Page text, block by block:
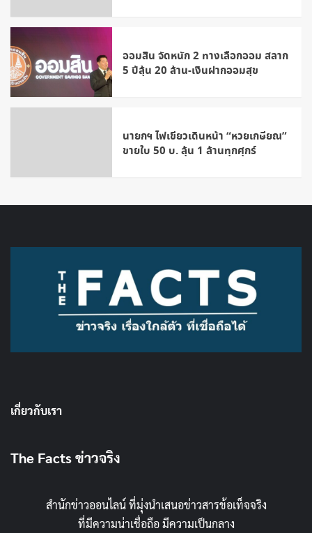
ออมสิน จัดหนัก 2 ทางเลือกออม สลาก
5 ปีลุ้น 20 ล้าน-เงินฝากออมสุข
นายกฯ ไฟเขียวเดินหน้า “หวยเกษียณ”
ขายใบ 50 บ. ลุ้น 1 ล้านทุกศุกร์
เกี่ยวกับเรา
The Facts ข่าวจริง
สำนักข่าวออนไลน์ ที่มุ่งนำเสนอข่าวสารข้อเท็จจริง
ที่มีความน่าเชื่อถือ มีความเป็นกลาง